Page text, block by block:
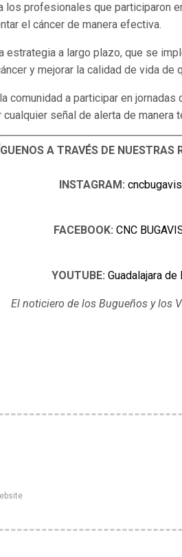
profesionales que participaron
el cáncer de manera efectiva.
estrategia a largo plazo, que se
y mejorar la calidad de vida de
comunidad a participar en
señal de alerta de manera
A TRAVÉS DE NUESTRAS
INSTAGRAM:
FACEBOOK: CNC
YOUTUBE: Guadalajara de
El noticiero de los Bugueños y los